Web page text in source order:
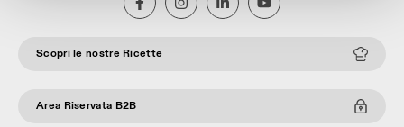
Scopri le nostre Ricette
Area Riservata B2B